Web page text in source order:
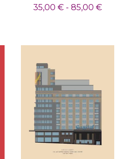
35,00 € - 85,00 €